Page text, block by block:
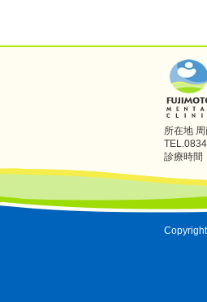
所在地
診療時間